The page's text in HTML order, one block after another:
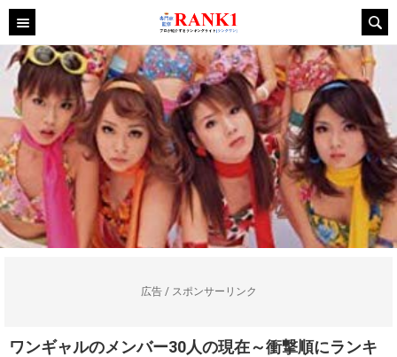
広告 / スポンサーリンク
ワンギャルのメンバー30人の現在～衝撃順にランキ